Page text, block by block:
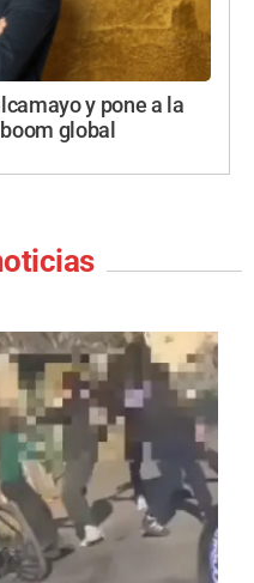
y pone a la
global